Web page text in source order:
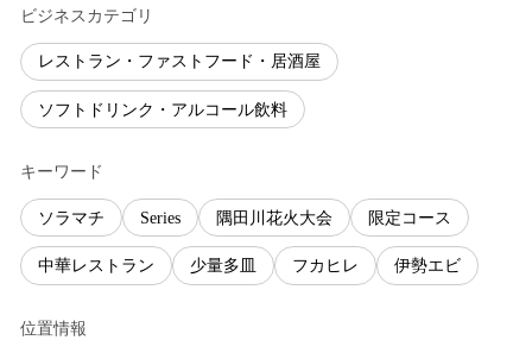
ビジネスカテゴリ
レストラン・ファストフード・居酒屋
ソフトドリンク・アルコール飲料
キーワード
ソラマチ Series 隅田川花火大会 限定コース
中華レストラン 少量多皿 フカヒレ 伊勢エビ
位置情報